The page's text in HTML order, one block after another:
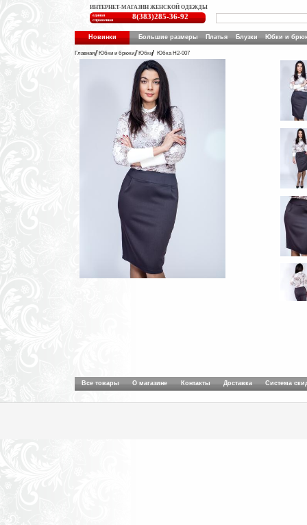
ИНТЕРНЕТ-МАГАЗИН ЖЕНСКОЙ ОДЕЖДЫ
единая
справочная
8(383)285-36-92
Новинки Большие размеры Платья Блузки Юбки и
Главная Юбки и брюки Юбки Юбка Н2-007
Все товары О магазине Контакты Доставка Система